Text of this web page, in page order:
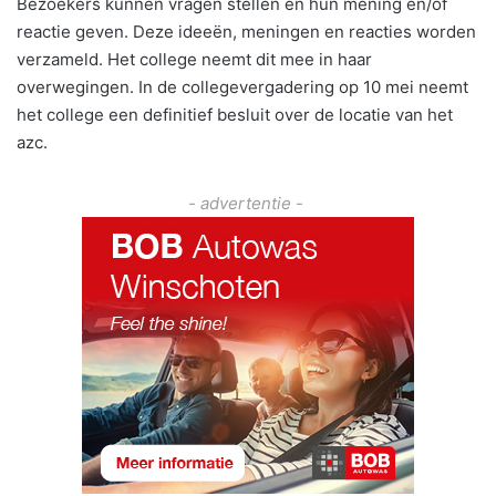
reactie geven. Deze ideeën, meningen en reacties worden
verzameld. Het college neemt dit mee in haar
overwegingen. In de collegevergadering op 10 mei neemt
het college een definitief besluit over de locatie van het
azc.
- advertentie -